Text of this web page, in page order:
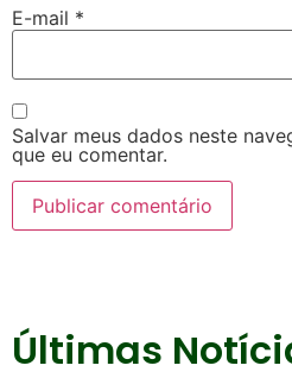
E-mail *
Salvar meus dados neste
que eu comentar.
Últimas